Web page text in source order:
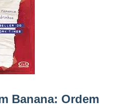
Banana: Ordem